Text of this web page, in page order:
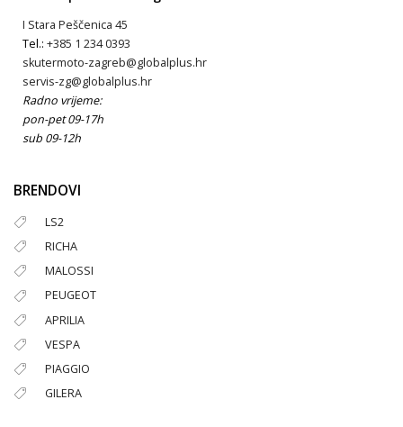
I Stara Peščenica 45
Tel.: +385 1 234 0393
skutermoto-zagreb@globalplus.hr
servis-zg@globalplus.hr
Radno vrijeme:
pon-pet 09-17h
sub 09-12h
BRENDOVI
LS2
RICHA
MALOSSI
PEUGEOT
APRILIA
VESPA
PIAGGIO
GILERA